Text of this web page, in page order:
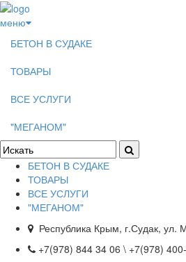
меню
БЕТОН В СУДАКЕ
ТОВАРЫ
ВСЕ УСЛУГИ
"МЕГАНОМ"
БЕТОН В СУДАКЕ
ТОВАРЫ
ВСЕ УСЛУГИ
"МЕГАНОМ"
Республика Крым, г.Судак, ул.
+7(978) 844 34 06 \ +7(978)